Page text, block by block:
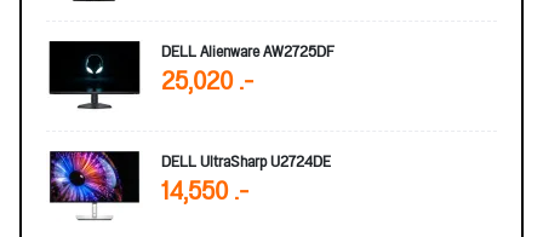
DELL Alienware AW2725DF
25,020 .-
DELL UltraSharp U2724DE
14,550 .-